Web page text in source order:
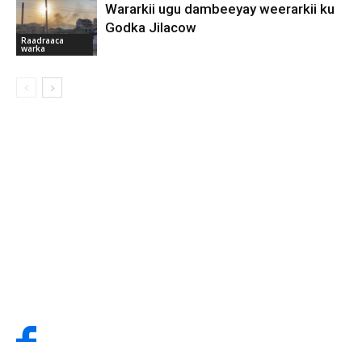
Raadraaca
warka
Wararkii ugu dambeeyay weerarkii ku
Godka Jilacow